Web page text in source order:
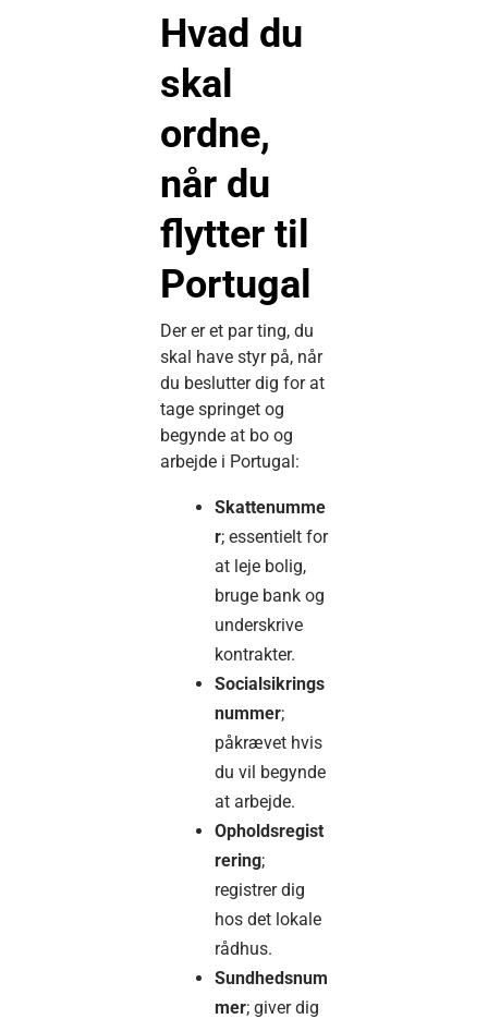
Hvad du
skal
ordne,
når du
flytter til
Portugal
Der er et par ting, du
skal have styr på, når
du beslutter dig for at
tage springet og
begynde at bo og
arbejde i Portugal:
Skattenumme
r; essentielt for
at leje bolig,
bruge bank og
underskrive
kontrakter.
Socialsikrings
nummer;
påkrævet hvis
du vil begynde
at arbejde.
Opholdsregist
rering;
registrer dig
hos det lokale
rådhus.
Sundhedsnum
mer; giver dig